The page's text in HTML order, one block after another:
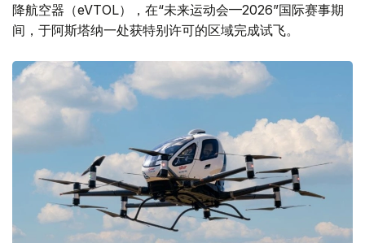
降航空器（eVTOL），在“未来运动会—2026”国际赛事期
间，于阿斯塔纳一处获特别许可的区域完成试飞。